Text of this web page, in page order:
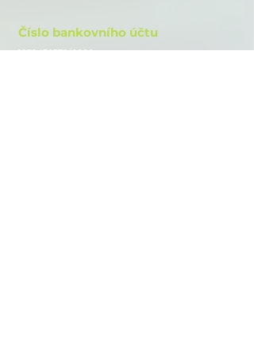
Číslo bankovního účtu
1839438379/0800